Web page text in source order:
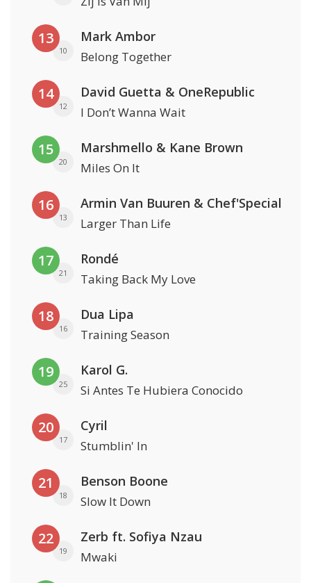
13
10
Mark Ambor
Belong Together
14
12
David Guetta & OneRepublic
I Don’t Wanna Wait
15
20
Marshmello & Kane Brown
Miles On It
16
13
Armin Van Buuren & Chef'Special
Larger Than Life
17
21
Rondé
Taking Back My Love
18
16
Dua Lipa
Training Season
19
25
Karol G.
Si Antes Te Hubiera Conocido
20
17
Cyril
Stumblin' In
21
18
Benson Boone
Slow It Down
22
19
Zerb ft. Sofiya Nzau
Mwaki